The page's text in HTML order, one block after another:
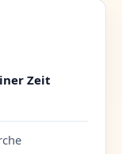
Zeit